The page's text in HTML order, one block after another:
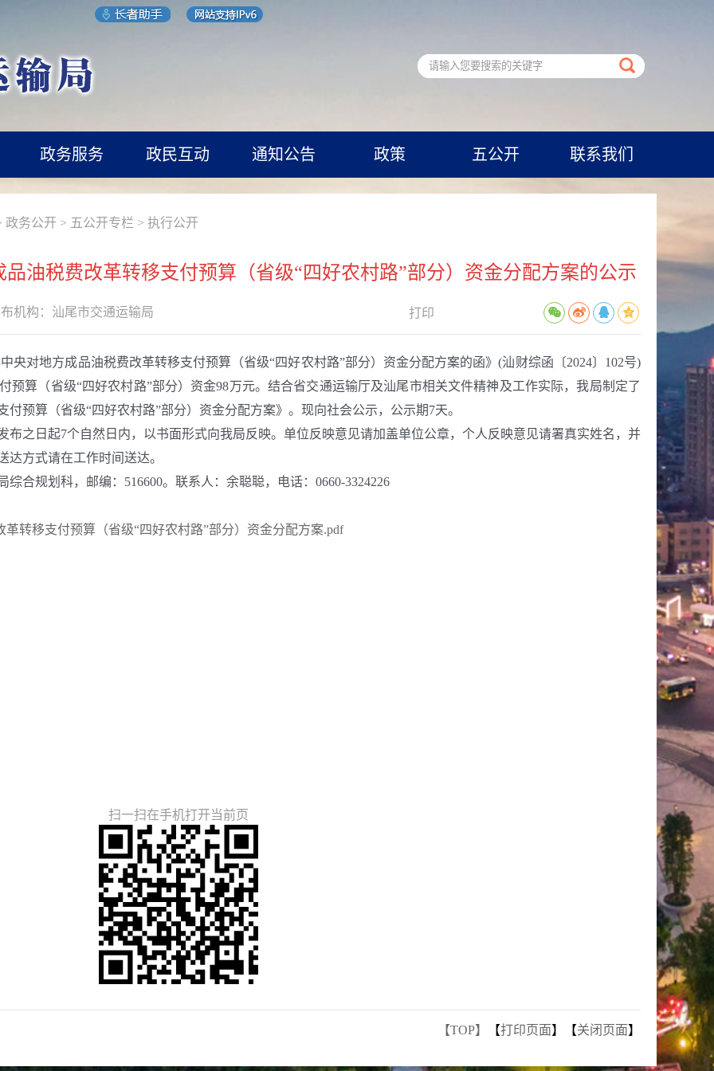
政务服务 政民互动 通知公告 政策 五公开 联系我们
政务公开 > 五公开专栏 > 执行公开
油税费改革转移支付预算（省级“四好农村路”部分）资金分配方案的公示
机构： 汕尾市交通运输局 打印
地方成品油税费改革转移支付预算（省级“四好农村路”部分）资金分配方案的函》(汕财综函〔2024〕102号)
预算（省级“四好农村路”部分）资金98万元。结合省交通运输厅及汕尾市相关文件精神及工作实际，我局制定了
预算（省级“四好农村路”部分）资金分配方案》。现向社会公示，公示期7天。
日起7个自然日内，以书面形式向我局反映。单位反映意见请加盖单位公章，个人反映意见请署真实姓名，并
方式请在工作时间送达。
规划科，邮编：516600。联系人：余聪聪，电话：0660-3324226
转移支付预算（省级“四好农村路”部分）资金分配方案.pdf
扫一扫在手机打开当前页
【TOP】 【打印页面】【关闭页面】